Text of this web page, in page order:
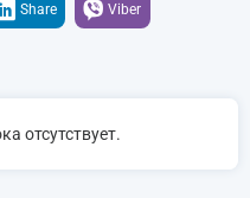
Share Viber
отсутствует.